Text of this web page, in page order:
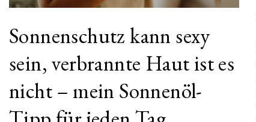
Sonnenschutz kann sexy
sein, verbrannte Haut ist es
nicht – mein Sonnenöl-